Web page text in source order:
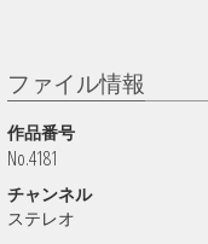
ファイル情報
作品番号
No.4181
チャンネル
ステレオ